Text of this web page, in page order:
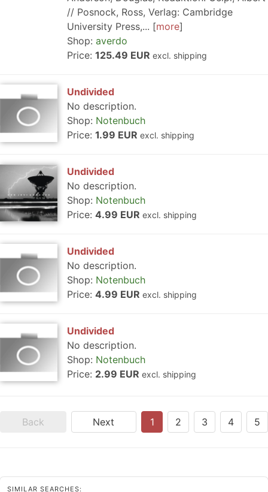
// Posnock, Ross, Verlag: Cambridge
University Press,...
more
Shop: averdo
Price: 125.49 EUR excl. shipping
Undivided
No description.
Shop: Notenbuch
Price: 1.99 EUR excl. shipping
Undivided
No description.
Shop: Notenbuch
Price: 4.99 EUR excl. shipping
Undivided
No description.
Shop: Notenbuch
Price: 4.99 EUR excl. shipping
Undivided
No description.
Shop: Notenbuch
Price: 2.99 EUR excl. shipping
Back Next 1 2 3 4 5
SIMILAR SEARCHES: